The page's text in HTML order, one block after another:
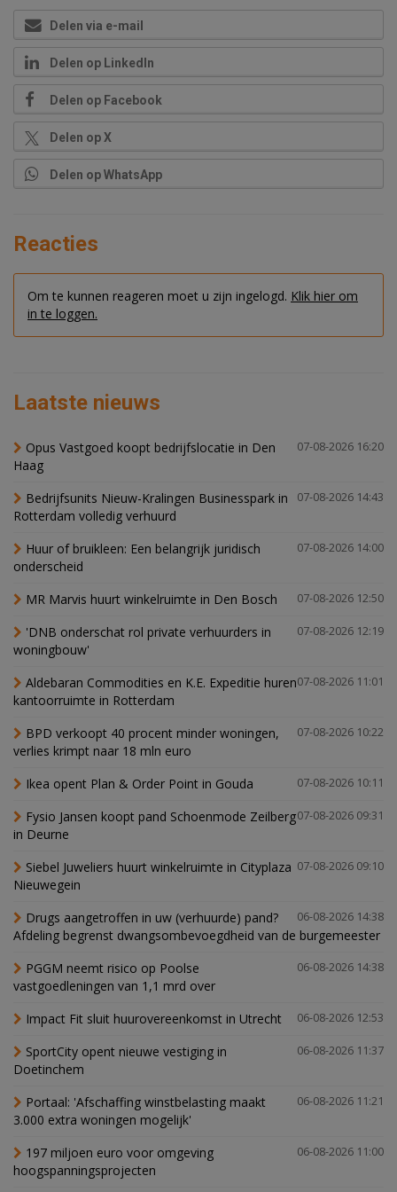
Delen via e-mail
Delen op LinkedIn
Delen op Facebook
Delen op X
Delen op WhatsApp
Reacties
Om te kunnen reageren moet u zijn ingelogd. Klik hier om
in te loggen.
Laatste nieuws
07-08-2026 16:20
Opus Vastgoed koopt bedrijfslocatie in Den
Haag
07-08-2026 14:43
Bedrijfsunits Nieuw-Kralingen Businesspark in
Rotterdam volledig verhuurd
07-08-2026 14:00
Huur of bruikleen: Een belangrijk juridisch
onderscheid
07-08-2026 12:50
MR Marvis huurt winkelruimte in Den Bosch
07-08-2026 12:19
'DNB onderschat rol private verhuurders in
woningbouw'
07-08-2026 11:01
Aldebaran Commodities en K.E. Expeditie huren
kantoorruimte in Rotterdam
07-08-2026 10:22
BPD verkoopt 40 procent minder woningen,
verlies krimpt naar 18 mln euro
07-08-2026 10:11
Ikea opent Plan & Order Point in Gouda
07-08-2026 09:31
Fysio Jansen koopt pand Schoenmode Zeilberg
in Deurne
07-08-2026 09:10
Siebel Juweliers huurt winkelruimte in Cityplaza
Nieuwegein
06-08-2026 14:38
Drugs aangetroffen in uw (verhuurde) pand?
Afdeling begrenst dwangsombevoegdheid van de burgemeester
06-08-2026 14:38
PGGM neemt risico op Poolse
vastgoedleningen van 1,1 mrd over
06-08-2026 12:53
Impact Fit sluit huurovereenkomst in Utrecht
06-08-2026 11:37
SportCity opent nieuwe vestiging in
Doetinchem
06-08-2026 11:21
Portaal: 'Afschaffing winstbelasting maakt
3.000 extra woningen mogelijk'
06-08-2026 11:00
197 miljoen euro voor omgeving
hoogspanningsprojecten